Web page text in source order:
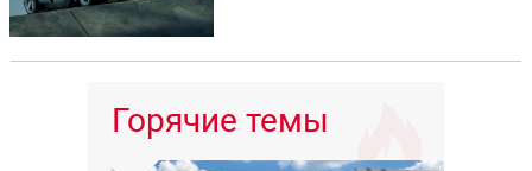
Горячие темы